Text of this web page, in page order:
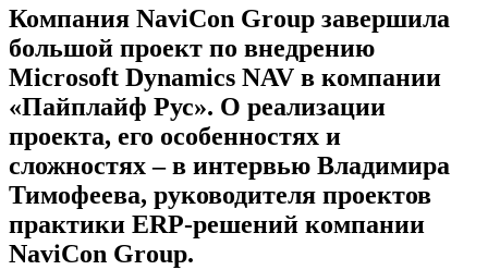
Компания NaviCon Group завершила
большой проект по внедрению
Microsoft Dynamics NAV в компании
«Пайплайф Рус». О реализации
проекта, его особенностях и
сложностях – в интервью Владимира
Тимофеева, руководителя проектов
практики ERP-решений компании
NaviCon Group.